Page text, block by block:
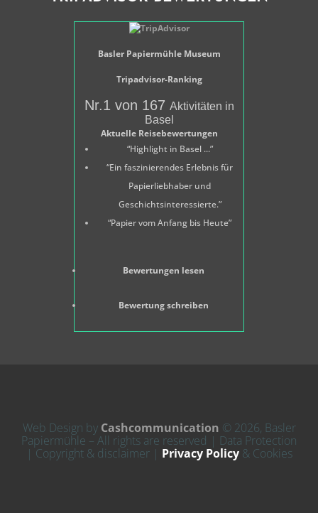
Basler Papiermühle Museum
Tripadvisor-Ranking
Nr.1 von 167 Aktivitäten in
Basel
Aktuelle Reisebewertungen
“Highlight in Basel ...”
“Ein faszinierendes Erlebnis für
Papierliebhaber und
Geschichtsinteressierte.”
“Papier vom Anfang bis Heute”
Bewertungen lesen
Bewertung schreiben
Web Design by Cashcommunication © 2026, Basler
Papiermühle – All rights are reserved | Data Protection
| Copyright & disclaimer | Privacy Policy& Cookies